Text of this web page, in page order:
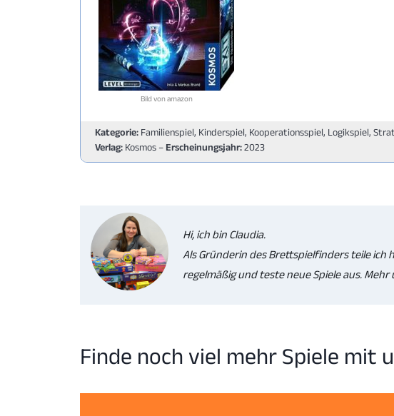
Bild von amazon
Kategorie: Familienspiel, Kinderspiel, Kooperationsspiel, Logikspiel,
Verlag: Kosmos – Erscheinungsjahr:2023
Hi, ich bin Claudia.
Als Gründerin des Brettspielfinders teile
regelmäßig und teste neue Spiele aus.
Finde noch viel mehr Spiele mit